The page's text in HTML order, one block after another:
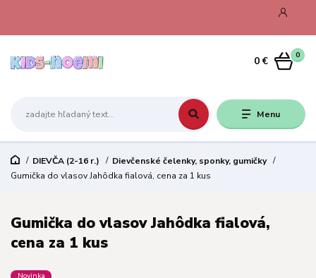
Menu
0
0 €
DIEVČA (2-16 r.)
Dievčenské čelenky, sponky, gumičky
Gumička do vlasov Jahôdka fialová, cena za 1 kus
Gumička do vlasov Jahôdka fialová,
cena za 1 kus
Novinka